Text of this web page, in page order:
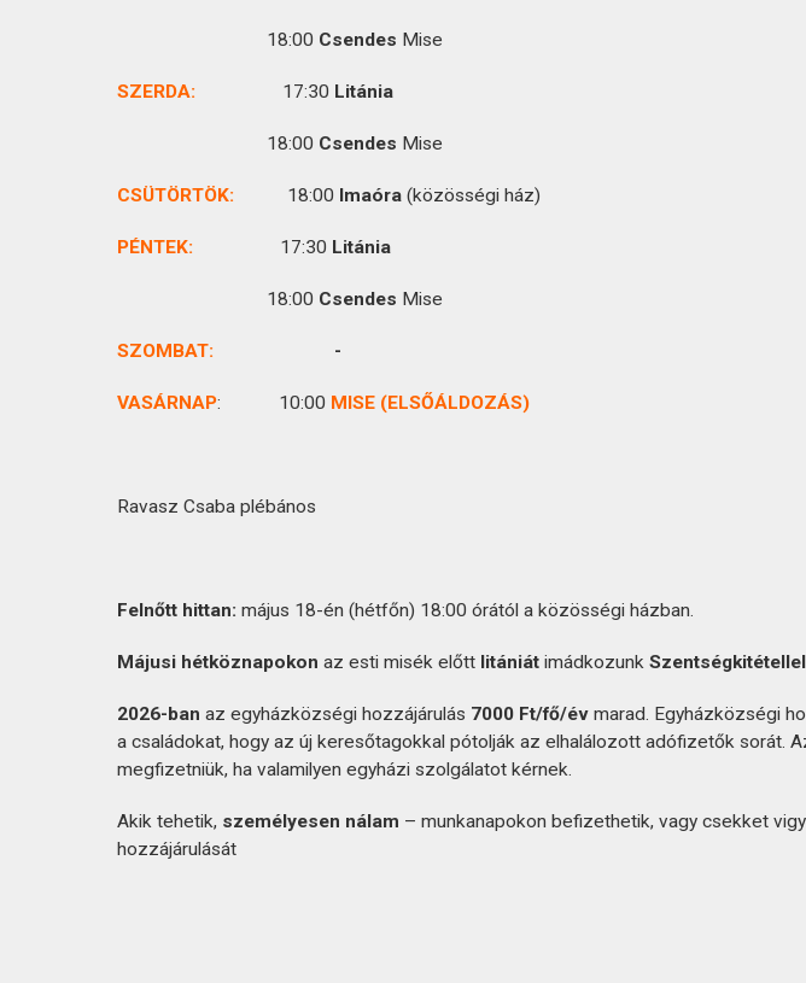
18:00 Csendes Mise
SZERDA: 17:30 Litánia
18:00 Csendes Mise
CSÜTÖRTÖK: 18:00 Imaóra (közösségi ház)
PÉNTEK: 17:30 Litánia
18:00 Csendes Mise
SZOMBAT:
VASÁRNAP: 10:00 MISE (ELSŐÁLDOZÁS)
Ravasz Csaba plébános
Felnőtt hittan: május 18-én (hétfőn) 18:00 órától a közösségi házban.
Májusi hétköznapokon az esti misék előtt litániát imádkozunk
2026-ban az egyházközségi hozzájárulás 7000 Ft/fő/év marad. Egyházközségi
a családokat, hogy az új keresőtagokkal pótolják az elhalálozott adófizetők
megfizetniük, ha valamilyen egyházi szolgálatot kérnek.
Akik tehetik, személyesen nálam – munkanapokon befizethetik, vagy csekket
hozzájárulását